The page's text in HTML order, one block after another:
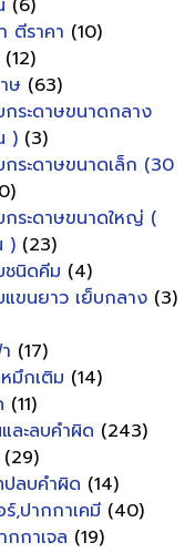
(6)
ตีราคา (10)
(12)
ษ (63)
กระดาษขนาดกลาง
) (3)
กระดาษขนาดเล็ก (30
กระดาษขนาดใหญ่ (
) (23)
ชนิดคีม (4)
แขนยาว เย็บกลาง (3)
(17)
มึกเติม (14)
(11)
ละลบคำผิด (243)
(29)
ปลบคำผิด (14)
,ปากกาเคมี (40)
กาเจล (19)